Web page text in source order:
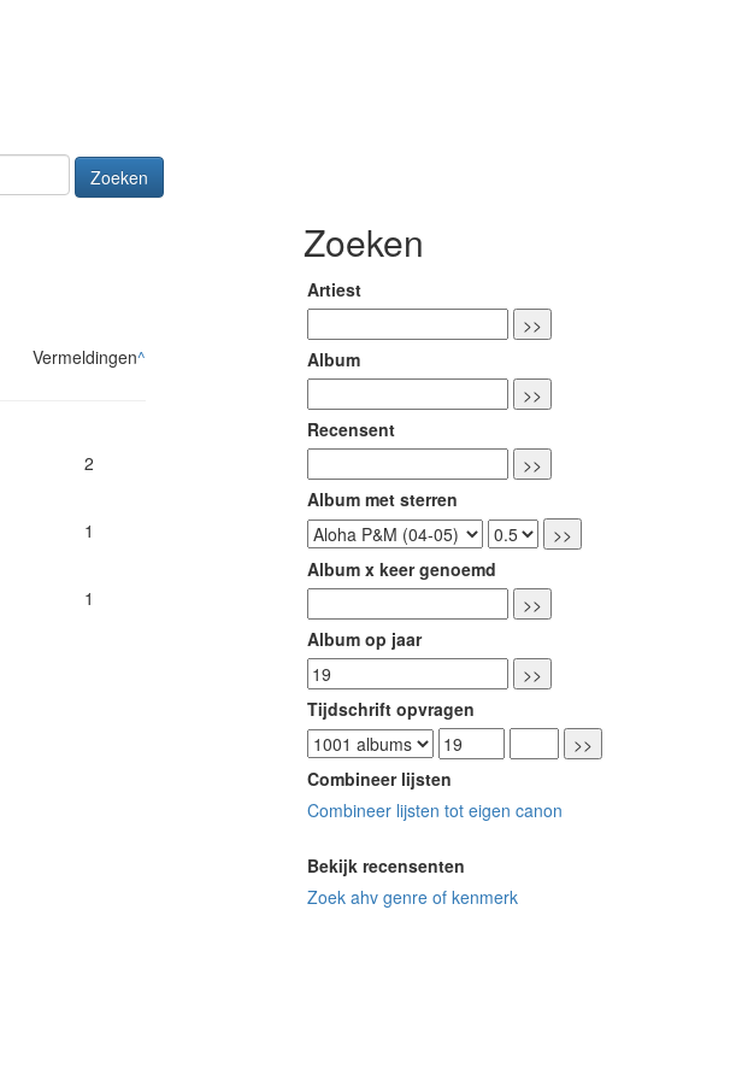
Zoeken
Vermeldingen^
2
1
1
Zoeken
Artiest
Album
Recensent
Album met sterren
Album x keer genoemd
Album op jaar
Tijdschrift opvragen
Combineer lijsten
Combineer lijsten tot eigen canon
Bekijk recensenten
Zoek ahv genre of kenmerk